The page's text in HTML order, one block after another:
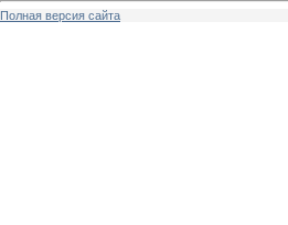
Полная версия сайта